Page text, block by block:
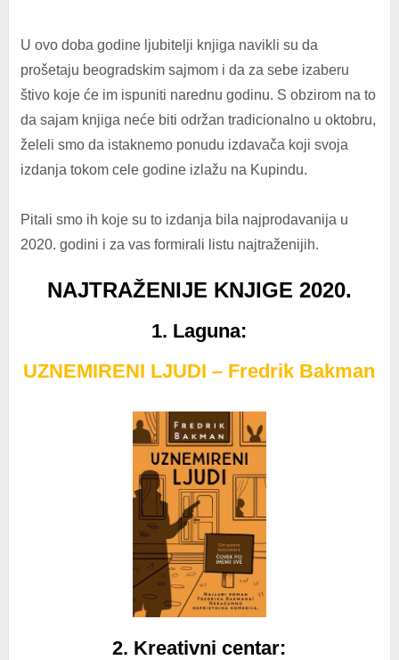
U ovo doba godine ljubitelji knjiga navikli su da
prošetaju beogradskim sajmom i da za sebe izaberu
štivo koje će im ispuniti narednu godinu. S obzirom na to
da sajam knjiga neće biti održan tradicionalno u oktobru,
želeli smo da istaknemo ponudu izdavača koji svoja
izdanja tokom cele godine izlažu na Kupindu.
Pitali smo ih koje su to izdanja bila najprodavanija u
2020. godini i za vas formirali listu najtraženijih.
NAJTRAŽENIJE KNJIGE 2020.
1. Laguna:
UZNEMIRENI LJUDI – Fredrik Bakman
2. Kreativni centar: